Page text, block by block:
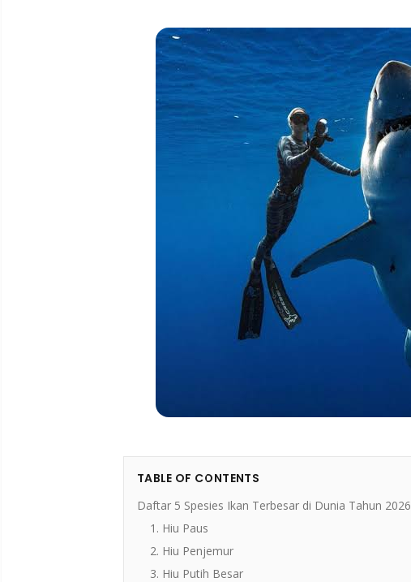
TABLE OF CONTENTS
Daftar 5 Spesies Ikan Terbesar di Dunia Tahun 2026
1. Hiu Paus
2. Hiu Penjemur
3. Hiu Putih Besar